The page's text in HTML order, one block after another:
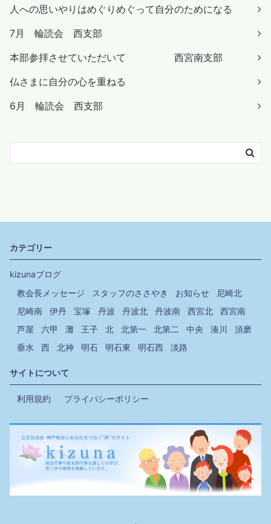
人への思いやりはめぐりめぐって自分のためになる
7月 輪読会 西支部
本部参拝させていただいて 西宮南支部
仏さまに自分の心を重ねる
6月 輪読会 西支部
カテゴリー
kizunaブログ
教会長メッセージ
スタッフのささやき お知らせ
尼崎北
尼崎南
伊丹 宝塚 丹波 丹波北 丹波南 西宮北
西宮南
芦屋
六甲 灘 王子 北 北第一 北第二 中央 湊川
須磨
垂水
西 北神 明石 明石東 明石西 淡路
サイトについて
利用規約 プライバシーポリシー